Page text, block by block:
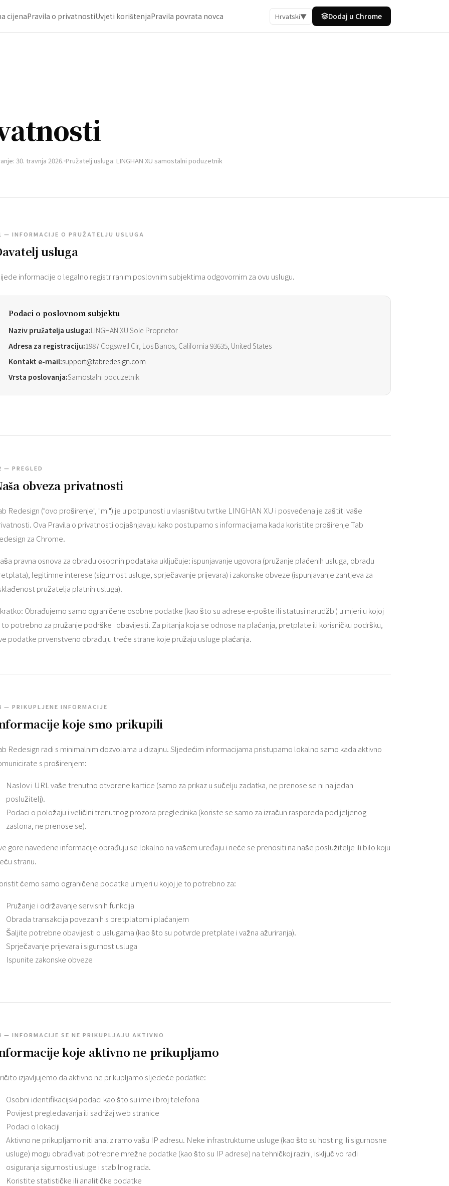
cijenaPravila o privatnostiUvjeti korištenjaPravila povrata novca Hrvatski▼ Dodaj u Chrome
30. travnja 2026. Pružatelj usluga: LINGHAN XU samostalni poduzetnik
— INFORMACIJE O PRUŽATELJU USLUGA
usluga
informacije o legalno registriranim poslovnim subjektima odgovornim za ovu uslugu.
Podaci o poslovnom subjektu
Naziv pružatelja usluga:LINGHAN XU Sole Proprietor
Adresa za registraciju:1987 Cogswell Cir, Los Banos, California 93635, United States
Kontakt e-mail:support@tabredesign.com
Vrsta poslovanja:Samostalni poduzetnik
— PREGLED
obveza privatnosti
Redesign ("ovo proširenje", "mi") je u potpunosti u vlasništvu tvrtke LINGHAN XU i posvećena je zaštiti vaše
Ova Pravila o privatnosti objašnjavaju kako postupamo s informacijama kada koristite proširenje Tab
za Chrome.
pravna osnova za obradu osobnih podataka uključuje: ispunjavanje ugovora (pružanje plaćenih usluga, obradu
legitimne interese (sigurnost usluge, sprječavanje prijevara) i zakonske obveze (ispunjavanje zahtjeva za
pružatelja platnih usluga).
Obrađujemo samo ograničene osobne podatke (kao što su adrese e-pošte ili statusi narudžbi) u mjeri u kojoj
to potrebno za pružanje podrške i obavijesti. Za pitanja koja se odnose na plaćanja, pretplate ili korisničku podršku,
podatke prvenstveno obrađuju treće strane koje pružaju usluge plaćanja.
— PRIKUPLJENE INFORMACIJE
koje smo prikupili
Redesign radi s minimalnim dozvolama u dizajnu. Sljedećim informacijama pristupamo lokalno samo kada aktivno
s proširenjem:
Naslov i URL vaše trenutno otvorene kartice (samo za prikaz u sučelju zadatka, ne prenose se ni na jedan
poslužitelj).
Podaci o položaju i veličini trenutnog prozora preglednika (koriste se samo za izračun rasporeda podijeljenog
zaslona, ​​ne prenose se).
gore navedene informacije obrađuju se lokalno na vašem uređaju i neće se prenositi na naše poslužitelje ili bilo koju
stranu.
ćemo samo ograničene podatke u mjeri u kojoj je to potrebno za:
Pružanje i održavanje servisnih funkcija
Obrada transakcija povezanih s pretplatom i plaćanjem
Šaljite potrebne obavijesti o uslugama (kao što su potvrde pretplate i važna ažuriranja).
Sprječavanje prijevara i sigurnost usluga
Ispunite zakonske obveze
— INFORMACIJE SE NE PRIKUPLJAJU AKTIVNO
koje aktivno ne prikupljamo
izjavljujemo da aktivno ne prikupljamo sljedeće podatke:
Osobni identifikacijski podaci kao što su ime i broj telefona
Povijest pregledavanja ili sadržaj web stranice
Podaci o lokaciji
Aktivno ne prikupljamo niti analiziramo vašu IP adresu. Neke infrastrukturne usluge (kao što su hosting ili sigurnosne
usluge) mogu obrađivati ​​potrebne mrežne podatke (kao što su IP adrese) na tehničkoj razini, isključivo radi
osiguranja sigurnosti usluge i stabilnog rada.
Koristite statističke ili analitičke podatke